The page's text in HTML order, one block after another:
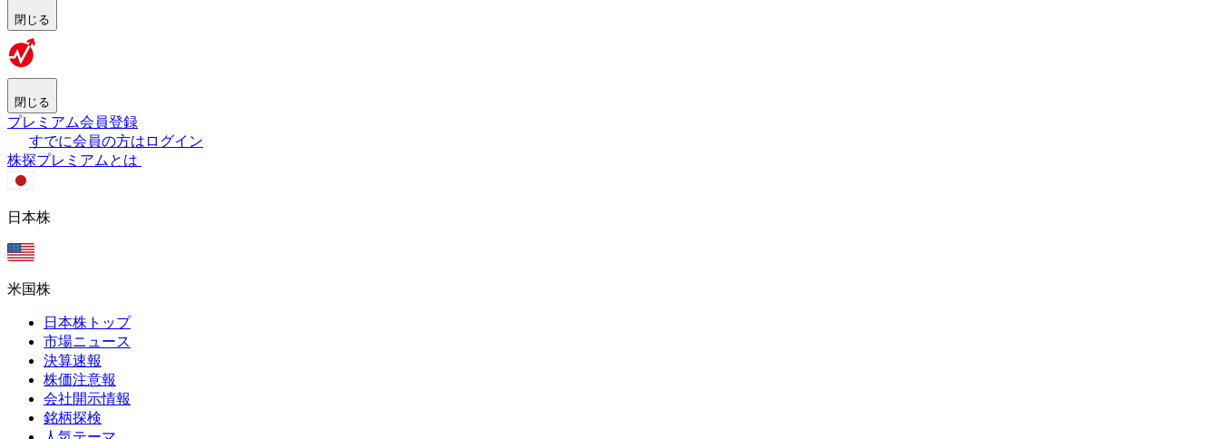
閉じる
閉じる
プレミアム会員登録
すでに会員の方はログイン
株探プレミアムとは
日本株
米国株
日本株トップ
市場ニュース
決算速報
株価注意報
会社開示情報
銘柄探検